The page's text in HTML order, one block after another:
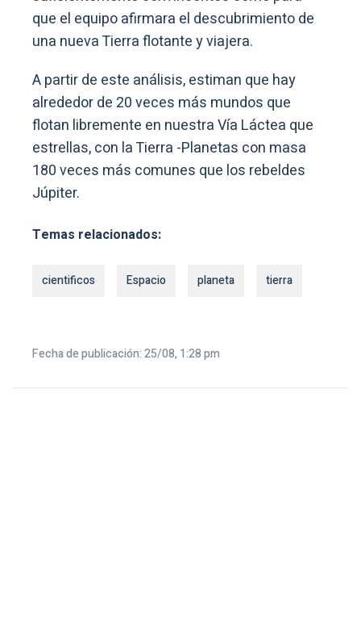
que el equipo afirmara el descubrimiento de
una nueva Tierra flotante y viajera.
A partir de este análisis, estiman que hay
alrededor de 20 veces más mundos que
flotan libremente en nuestra Vía Láctea que
estrellas, con la Tierra -Planetas con masa
180 veces más comunes que los rebeldes
Júpiter.
Temas relacionados:
cientificos Espacio planeta tierra
Fecha de publicación: 25/08, 1:28 pm